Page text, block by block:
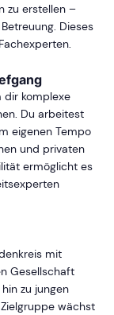
zu erstellen –
Dieses
dir komplexe
Du arbeitest
eigenen Tempo
und privaten
ermöglicht es
mit
Gesellschaft
zu jungen
wächst